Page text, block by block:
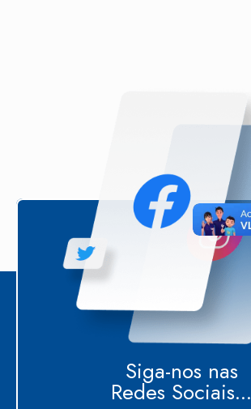
Siga-nos nas
Redes Sociais...